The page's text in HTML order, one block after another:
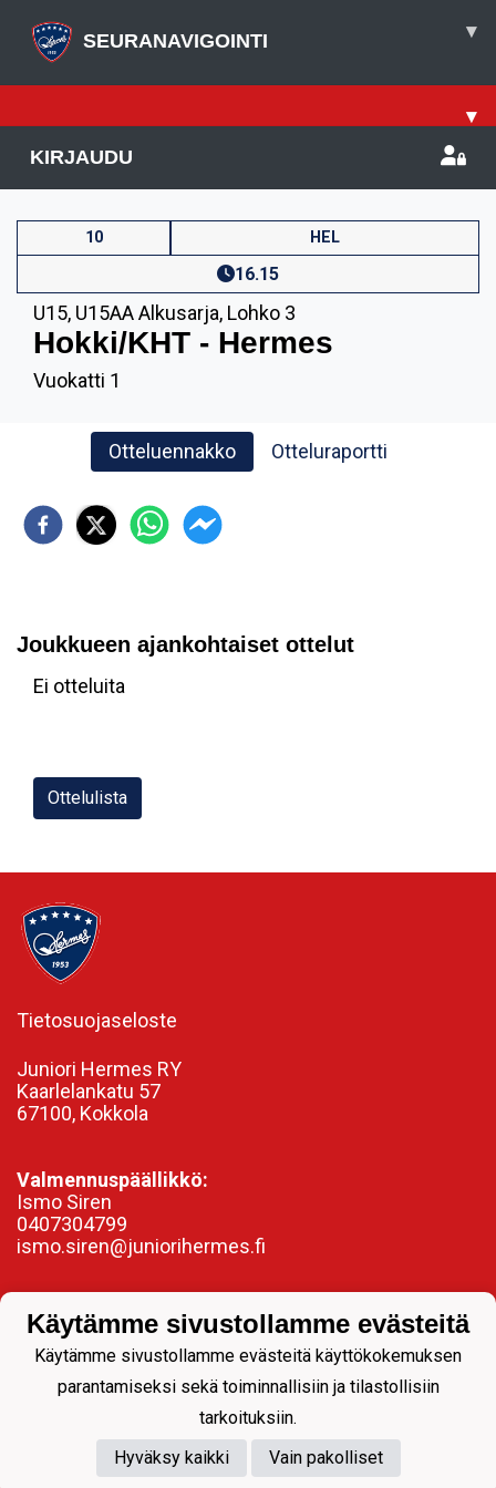
SEURANAVIGOINTI ▾
▾
KIRJAUDU
10 HEL
16.15
U15, U15AA Alkusarja, Lohko 3
Hokki/KHT - Hermes
Vuokatti 1
Otteluennakko Otteluraportti
Joukkueen ajankohtaiset ottelut
Ei otteluita
Ottelulista
Tietosuojaseloste
Juniori Hermes RY
Kaarlelankatu 57
67100, Kokkola
Valmennuspäällikkö:
Ismo Siren
0407304799
ismo.siren@juniorihermes.fi
Powered by
Käytämme sivustollamme evästeitä
Käytämme sivustollamme evästeitä käyttökokemuksen
parantamiseksi sekä toiminnallisiin ja tilastollisiin
tarkoituksiin.
Hyväksy kaikki
Vain pakolliset